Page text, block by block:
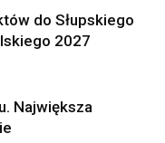
do Słupskiego
2027
Największa